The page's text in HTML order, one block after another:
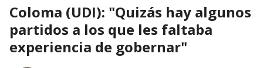
Coloma (UDI): "Quizás hay algunos
partidos a los que les faltaba
experiencia de gobernar"